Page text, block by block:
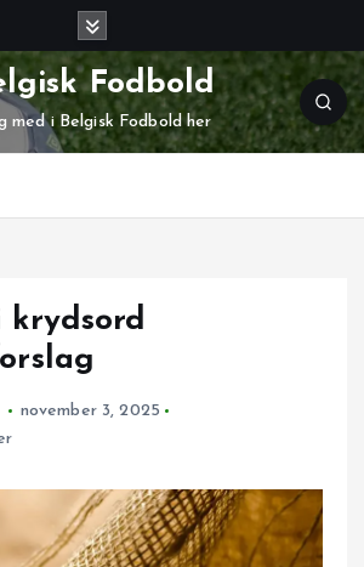
Fodbold
med i Belgisk Fodbold her
krydsord
november 3, 2025